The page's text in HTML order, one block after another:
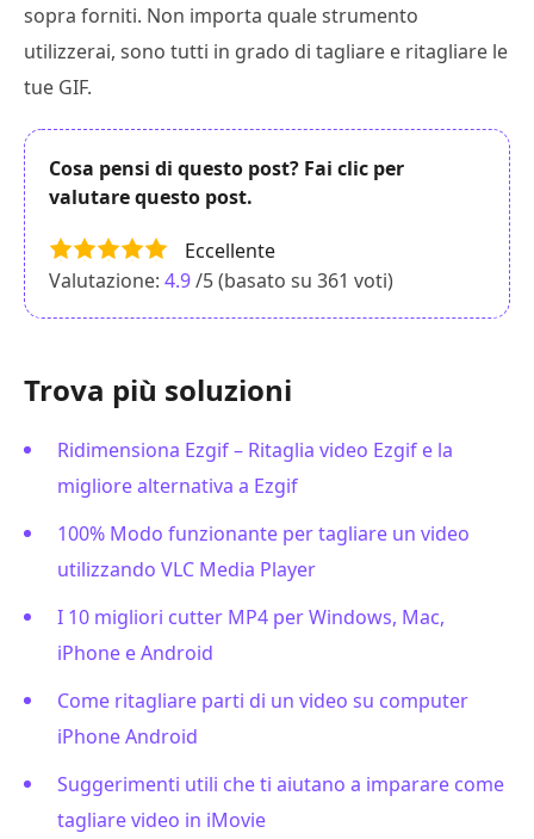
sopra forniti. Non importa quale strumento
utilizzerai, sono tutti in grado di tagliare e ritagliare le
tue GIF.
Cosa pensi di questo post? Fai clic per
valutare questo post.
Eccellente
Valutazione: 4.9/5 (basato su 361 voti)
Trova più soluzioni
Ridimensiona Ezgif – Ritaglia video Ezgif e la
migliore alternativa a Ezgif
100% Modo funzionante per tagliare un video
utilizzando VLC Media Player
I 10 migliori cutter MP4 per Windows, Mac,
iPhone e Android
Come ritagliare parti di un video su computer
iPhone Android
Suggerimenti utili che ti aiutano a imparare come
tagliare video in iMovie